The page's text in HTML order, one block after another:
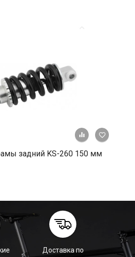
+ К
задний KS-260 150 мм
Доставка по